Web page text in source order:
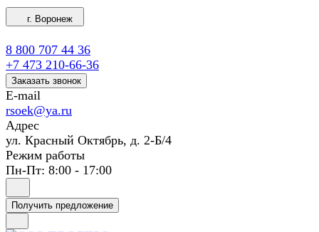
г. Воронеж
8 800 707 44 36
+7 473 210-66-36
Заказать звонок
E-mail
rsoek@ya.ru
Адрес
ул. Красный Октябрь, д. 2-Б/4
Режим работы
Пн-Пт: 8:00 - 17:00
Получить предложение